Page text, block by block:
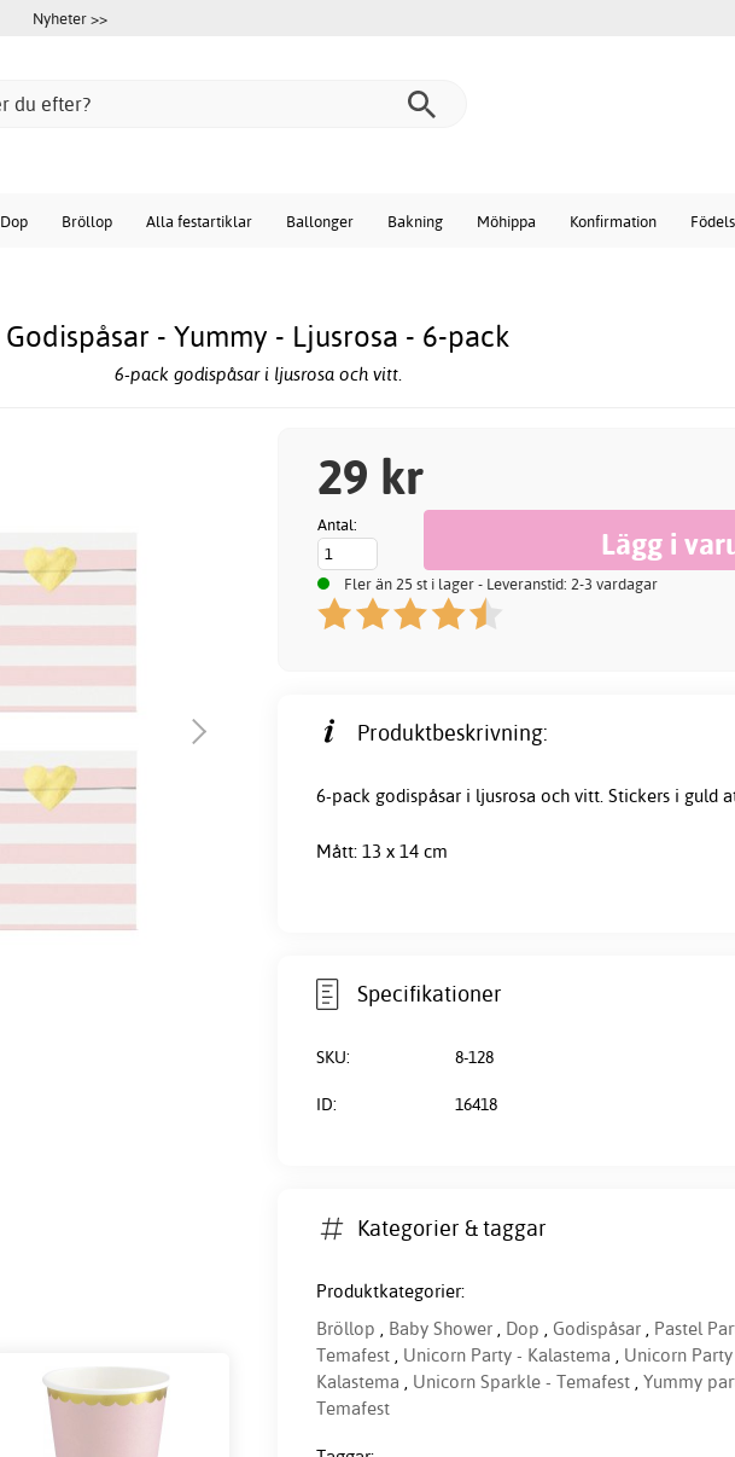
Nyheter >>
Dop Bröllop Alla festartiklar Ballonger Bakning Möhippa Konfirmation
Godispåsar - Yummy - Ljusrosa - 6-pack
6-pack godispåsar i ljusrosa och vitt.
29 kr
Antal:
Fler än 25 st i lager - Leveranstid: 2-3 vardagar
Produktbeskrivning:
6-pack godispåsar i ljusrosa och vitt. Stickers i guld
Mått: 13 x 14 cm
Specifikationer
SKU: 8-128
ID: 16418
Kategorier & taggar
Produktkategorier:
Bröllop , Baby Shower , Dop , Godispåsar , Pastel
Temafest , Unicorn Party - Kalastema , Unicorn
Kalastema , Unicorn Sparkle - Temafest , Yummy
Temafest